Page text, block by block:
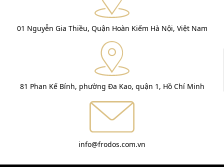
01 Nguyễn Gia Thiều, Quận Hoàn Kiếm Hà Nội, Việt Nam
81 Phan Kế Bính, phường Đa Kao, quận 1, Hồ Chí Minh
info@frodos.com.vn